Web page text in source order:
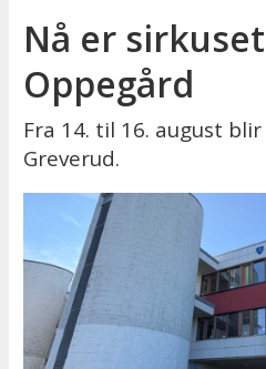
Nå er
Oppegård
Fra 14. til 16. august
Greverud.